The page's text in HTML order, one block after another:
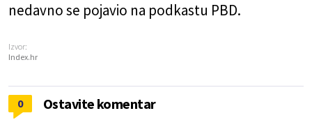
nedavno se pojavio na podkastu PBD.
Izvor:
Index.hr
0 Ostavite komentar